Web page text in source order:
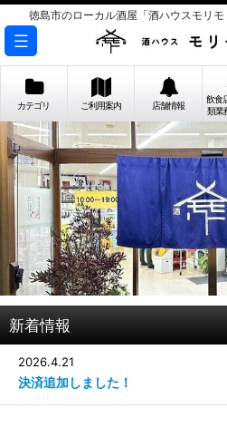
徳島市のローカル酒屋「酒ハウスモリ
カテゴリ ご利用案内 店舗情報
飲食
類業
新着情報
2026.4.21
決済追加しました！